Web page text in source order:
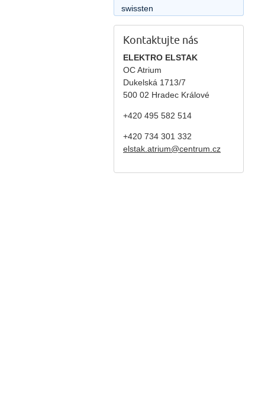
swissten
Kontaktujte nás
ELEKTRO ELSTAK
OC Atrium
Dukelská 1713/7
500 02 Hradec Králové
+420 495 582 514
+420 734 301 332
elstak.atrium@centrum.cz